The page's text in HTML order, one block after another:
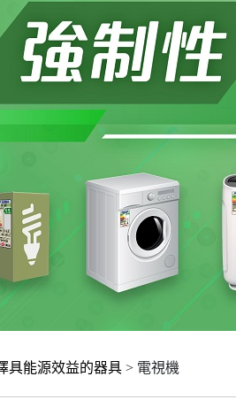
具能源效益的器具 > 電視機